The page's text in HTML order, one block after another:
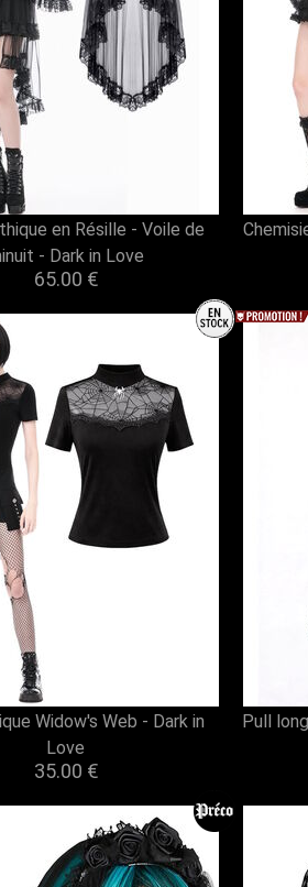
en Résille - Voile de
- Dark in Love
65.00 €
Widow's Web - Dark in
Love
35.00 €
Pull